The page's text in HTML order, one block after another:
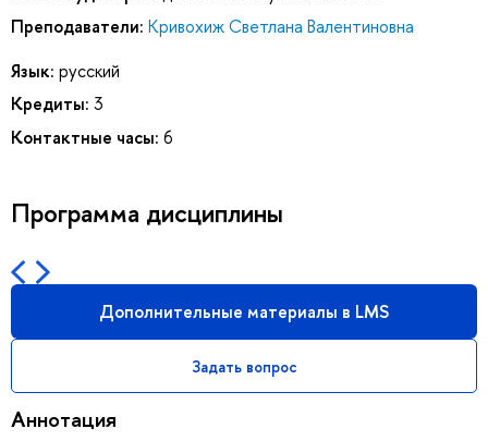
Преподаватели: Кривохиж Светлана Валентиновна
Язык: русский
Кредиты: 3
Контактные часы: 6
Программа дисциплины
Дополнительные материалы в LMS
Задать вопрос
Аннотация